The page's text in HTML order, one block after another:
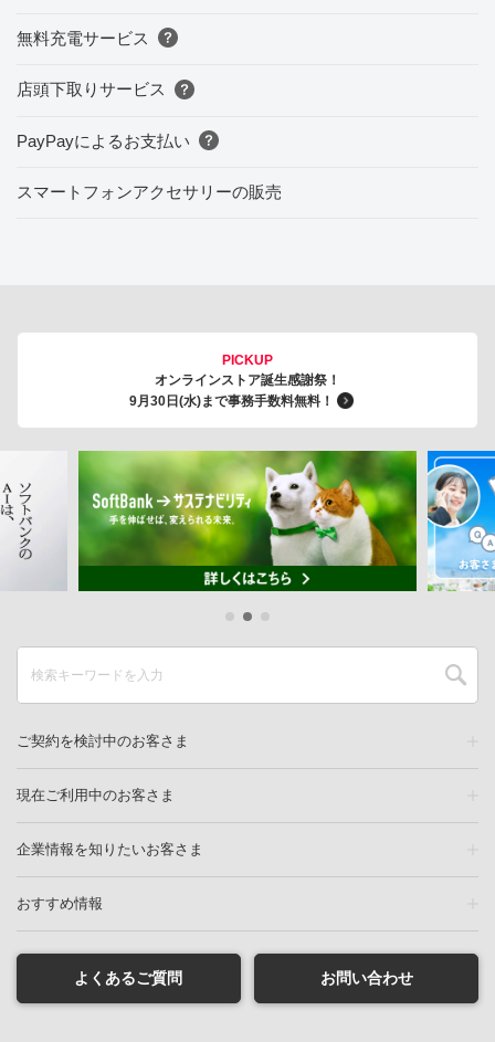
無料充電サービス
店頭下取りサービス
PayPayによるお支払い
スマートフォンアクセサリーの販売
PICKUP
オンラインストア誕生感謝祭！
9月30日(水)まで事務手数料無料！
ご契約を検討中のお客さま
現在ご利用中のお客さま
企業情報を知りたいお客さま
おすすめ情報
よくあるご質問 お問い合わせ